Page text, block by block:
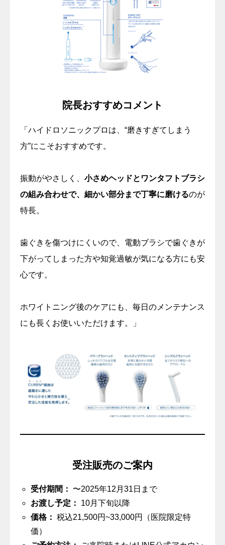
院長おすすめコメント
「ハイドロソニックプロは、“磨きすぎてしまう
方”にこそおすすめです。
振動がやさしく、 小さめヘッドとワンタフトブラシ
の組み合わせで、細かい部分まで丁寧に磨けるのが
特長。
歯ぐきを傷つけにくいので、電動ブラシで歯ぐきが
下がってしまった方や知覚過敏が気になる方にも安
心です。
ホワイトニング後のケアにも、毎日のメンテナンス
にも長くお使いいただけます。」
受注販売のご案内
受付期間：
〜2025年12月31日まで
お渡し予定：
10月下旬以降
価格： 税込21,500円~33,000円（医院限定特
価）